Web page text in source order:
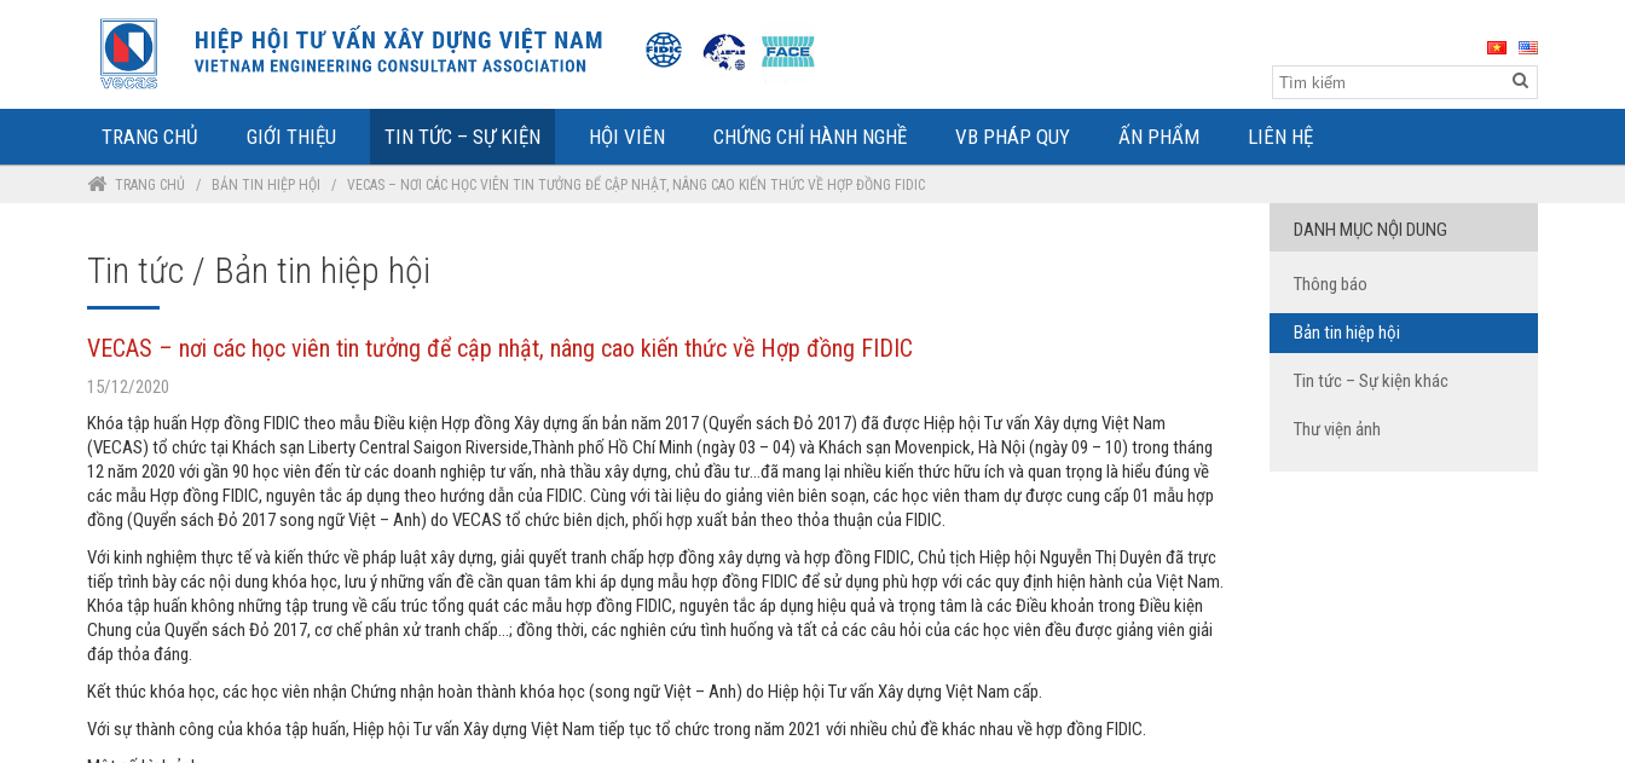
TRANG CHỦ GIỚI THIỆU TIN TỨC – SỰ KIỆN HỘI VIÊN CHỨNG CHỈ HÀNH NGHỀ VB PHÁP QUY ẤN PHẨM LIÊN HỆ
TRANG CHỦ / BẢN TIN HIỆP HỘI / VECAS – NƠI CÁC HỌC VIÊN TIN TƯỞNG ĐỂ CẬP NHẬT, NÂNG CAO KIẾN THỨC VỀ HỢP ĐỒNG FIDIC
Tin tức / Bản tin hiệp hội
VECAS – nơi các học viên tin tưởng để cập nhật, nâng cao kiến thức về Hợp đồng FIDIC
15/12/2020
Khóa tập huấn Hợp đồng FIDIC theo mẫu Điều kiện Hợp đồng Xây dựng ấn bản năm 2017 (Quyển sách Đỏ 2017) đã được Hiệp hội Tư vấn Xây dựng Việt Nam
(VECAS) tổ chức tại Khách sạn Liberty Central Saigon Riverside,Thành phố Hồ Chí Minh (ngày 03 – 04) và Khách sạn Movenpick, Hà Nội (ngày 09 – 10) trong tháng
12 năm 2020 với gần 90 học viên đến từ các doanh nghiệp tư vấn, nhà thầu xây dựng, chủ đầu tư…đã mang lại nhiều kiến thức hữu ích và quan trọng là hiểu đúng về
các mẫu Hợp đồng FIDIC, nguyên tắc áp dụng theo hướng dẫn của FIDIC. Cùng với tài liệu do giảng viên biên soạn, các học viên tham dự được cung cấp 01 mẫu hợp
đồng (Quyển sách Đỏ 2017 song ngữ Việt – Anh) do VECAS tổ chức biên dịch, phối hợp xuất bản theo thỏa thuận của FIDIC.
Với kinh nghiệm thực tế và kiến thức về pháp luật xây dựng, giải quyết tranh chấp hợp đồng xây dựng và hợp đồng FIDIC, Chủ tịch Hiệp hội Nguyễn Thị Duyên đã trực
tiếp trình bày các nội dung khóa học, lưu ý những vấn đề cần quan tâm khi áp dụng mẫu hợp đồng FIDIC để sử dụng phù hợp với các quy định hiện hành của Việt Nam.
Khóa tập huấn không những tập trung về cấu trúc tổng quát các mẫu hợp đồng FIDIC, nguyên tắc áp dụng hiệu quả và trọng tâm là các Điều khoản trong Điều kiện
Chung của Quyển sách Đỏ 2017, cơ chế phân xử tranh chấp…; đồng thời, các nghiên cứu tình huống và tất cả các câu hỏi của các học viên đều được giảng viên giải
đáp thỏa đáng.
Kết thúc khóa học, các học viên nhận Chứng nhận hoàn thành khóa học (song ngữ Việt – Anh) do Hiệp hội Tư vấn Xây dựng Việt Nam cấp.
Với sự thành công của khóa tập huấn, Hiệp hội Tư vấn Xây dựng Việt Nam tiếp tục tổ chức trong năm 2021 với nhiều chủ đề khác nhau về hợp đồng FIDIC.
DANH MỤC NỘI DUNG
Thông báo
Bản tin hiệp hội
Tin tức – Sự kiện khác
Thư viện ảnh